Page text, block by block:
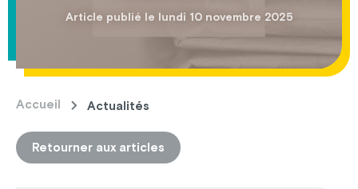
Article publié le lundi 10 novembre 2025
Accueil Actualités
Retourner aux articles